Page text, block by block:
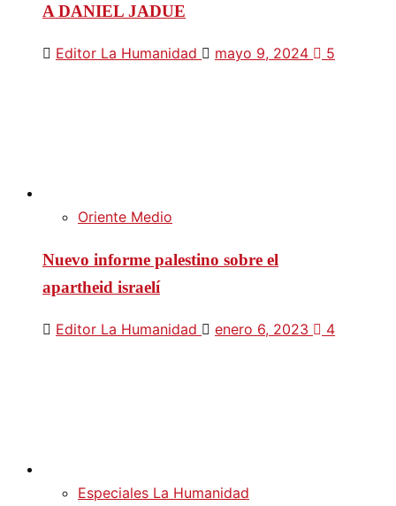
A DANIEL JADUE
Editor La Humanidad mayo 9, 2024 5
Oriente Medio
Nuevo informe palestino sobre el
apartheid israelí
Editor La Humanidad enero 6, 2023 4
Especiales La Humanidad